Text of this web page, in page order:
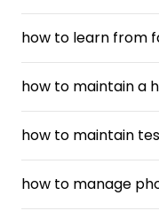
how to learn from
how to maintain a
how to maintain
how to manage